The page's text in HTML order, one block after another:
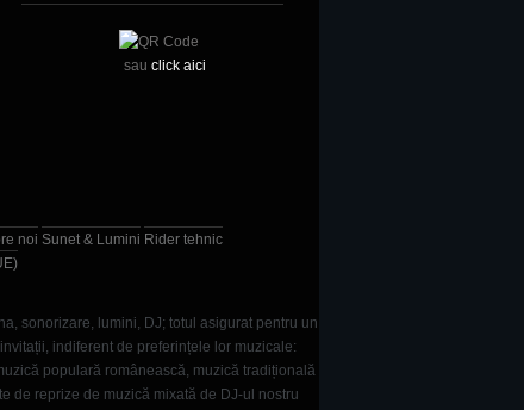
sau click aici
noi Sunet & Lumini Rider tehnic
sonorizare, lumini, DJ; totul asigurat pentru un
indiferent de preferințele lor muzicale:
populară românească, muzică tradițională
de reprize de muzică mixată de DJ-ul nostru